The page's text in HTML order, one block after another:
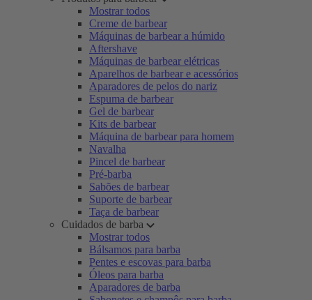
Mostrar todos
Creme de barbear
Máquinas de barbear a húmido
Aftershave
Máquinas de barbear elétricas
Aparelhos de barbear e acessórios
Aparadores de pelos do nariz
Espuma de barbear
Gel de barbear
Kits de barbear
Máquina de barbear para homem
Navalha
Pincel de barbear
Pré-barba
Sabões de barbear
Suporte de barbear
Taça de barbear
Cuidados de barba
Mostrar todos
Bálsamos para barba
Pentes e escovas para barba
Óleos para barba
Aparadores de barba